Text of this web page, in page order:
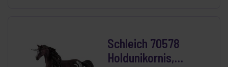
Schleich 70578
Holdunikornis,